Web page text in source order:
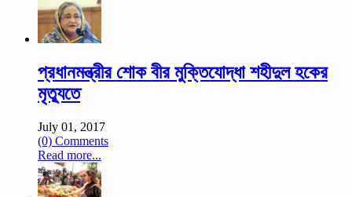
প্রধানমন্ত্রীর শোক বীর মুক্তিযোদ্ধা শহীদুল হকের
মৃত্যুতে
July 01, 2017
(0) Comments
Read more...